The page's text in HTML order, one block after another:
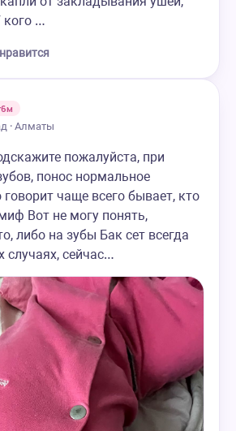
кого …
нравится
· Алматы
пожалуйста, при
понос нормальное
говорит чаще всего бывает, кто
Вот не могу понять,
либо на зубы Бак сет всегда
случаях, сейчас…